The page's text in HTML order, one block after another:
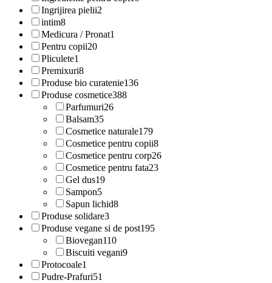
Ingrijirea pielii2
intim8
Medicura / Pronat1
Pentru copii20
Pliculete1
Premixuri8
Produse bio curatenie136
Produse cosmetice388
Parfumuri26
Balsam35
Cosmetice naturale179
Cosmetice pentru copii8
Cosmetice pentru corp26
Cosmetice pentru fata23
Gel dus19
Sampon5
Sapun lichid8
Produse solidare3
Produse vegane si de post195
Biovegan110
Biscuiti vegani9
Protocoale1
Pudre-Prafuri51